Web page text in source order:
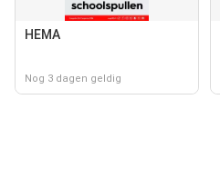
HEMA
Nog 3 dagen geldig